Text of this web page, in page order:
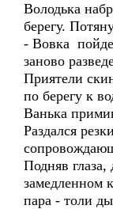
Володька
берегу.
- Вовка
заново
Приятели
по берегу к
Ванька
Раздался
Подняв глаза,
замедленном
пара - толи